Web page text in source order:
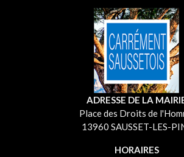
ADRESSE DE LA
Place des Droits de
13960 SAUSSET-LES-
HORAIRES